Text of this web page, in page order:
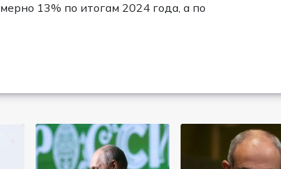
13% по итогам 2024 года, а по